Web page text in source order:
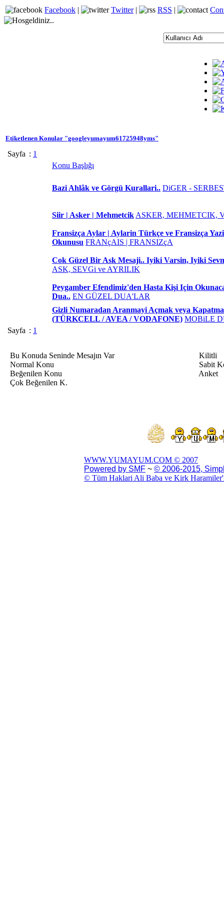
Facebook | Twitter| RSS |
Etiketlenen Konular "googleyumayum61725948yms"
Sayfa : 1
Konu Başlığı
Bazi Ahlâk ve Görgü Kurallari.. DiGER -
Siir | Asker | Mehmetcik ASKER, MEHMETCIK,
Fransizça Aylar | Aylarin Türkçe ve Fransizça
Okunusu FRANçAIS | FRANSIZçA
Cok Güzel Bir Ask Mesaji.. Iyiki Varsin, Iyiki
ASK, SEVGi ve AYRILIK
Peygamber Efendimiz'den Hasta Kişi Için
Dua.. EN GÜZEL DUA'LAR
Gizli Numaradan Aranmayi Açmak veya
(TÜRKCELL / AVEA / VODAFONE) MOBiLE
Sayfa : 1
Bu Konuda Seninde Mesajın Var
Normal Konu
Beğenilen Konu
Çok Beğenilen K.
Kilitli
Sabit
Anket
WWW.YUMAYUM.COM © 2007
Powered by SMF ~ © 2006-2015,
© Tüm Haklari Ali Baba ve Kirk